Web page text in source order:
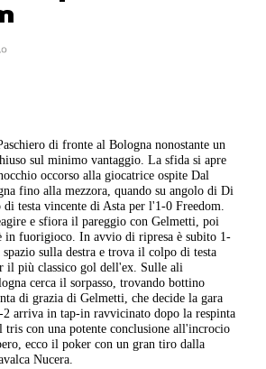
di fronte al Bologna nonostante un
sul minimo vantaggio. La sfida si apre
occorso alla giocatrice ospite Dal
fino alla mezzora, quando su angolo di Di
testa vincente di Asta per l'1-0 Freedom.
e sfiora il pareggio con Gelmetti, poi
in fuorigioco. In avvio di ripresa è subito 1-
sulla destra e trova il colpo di testa
il più classico gol dell'ex. Sulle ali
cerca il sorpasso, trovando bottino
di grazia di Gelmetti, che decide la gara
arriva in tap-in ravvicinato dopo la respinta
tris con una potente conclusione all'incrocio
ecco il poker con un gran tiro dalla
Nucera.